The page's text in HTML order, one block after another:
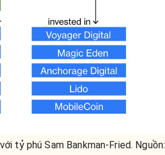
tỷ phú Sam Bankman-Fried. Nguồn: